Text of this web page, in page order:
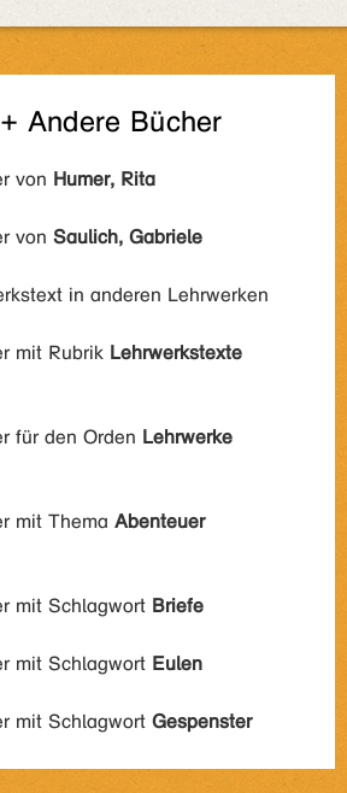
Andere Bücher
von Humer, Rita
von Saulich, Gabriele
in anderen Lehrwerken
mit Rubrik Lehrwerkstexte
für den Orden Lehrwerke
mit Thema Abenteuer
mit Schlagwort Briefe
mit Schlagwort Eulen
mit Schlagwort Gespenster